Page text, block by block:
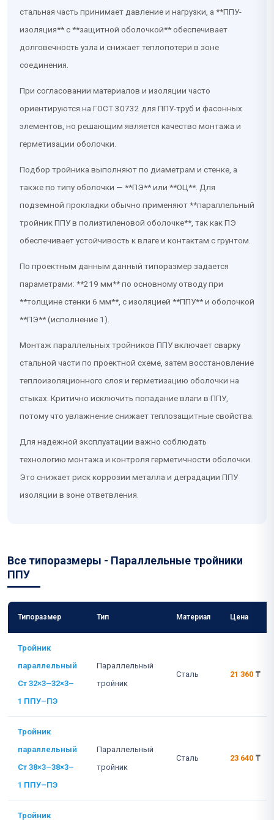
стальная часть принимает давление и нагрузки, а **ППУ-
изоляция** с **защитной оболочкой** обеспечивает
долговечность узла и снижает теплопотери в зоне
соединения.
При согласовании материалов и изоляции часто
ориентируются на ГОСТ 30732 для ППУ-труб и фасонных
элементов, но решающим является качество монтажа и
герметизации оболочки.
Подбор тройника выполняют по диаметрам и стенке, а
также по типу оболочки — **ПЭ** или **ОЦ**. Для
подземной прокладки обычно применяют **параллельный
тройник ППУ в полиэтиленовой оболочке**, так как ПЭ
обеспечивает устойчивость к влаге и контактам с грунтом.
По проектным данным данный типоразмер задается
параметрами: **219 мм** по основному отводу при
**толщине стенки 6 мм**, с изоляцией **ППУ** и оболочкой
**ПЭ** (исполнение 1).
Монтаж параллельных тройников ППУ включает сварку
стальной части по проектной схеме, затем восстановление
теплоизоляционного слоя и герметизацию оболочки на
стыках. Критично исключить попадание влаги в ППУ,
потому что увлажнение снижает теплозащитные свойства.
Для надежной эксплуатации важно соблюдать
технологию монтажа и контроля герметичности оболочки.
Это снижает риск коррозии металла и деградации ППУ
изоляции в зоне ответвления.
Все типоразмеры - Параллельные тройники
ППУ
Типоразмер Тип Материал Цена
Тройник
параллельный
Ст 32×3–32×3–
1 ППУ–ПЭ
Параллельный
тройник
Сталь 21 360 ₸
Тройник
параллельный
Ст 38×3–38×3–
1 ППУ–ПЭ
Параллельный
тройник
Сталь 23 640 ₸
Тройник